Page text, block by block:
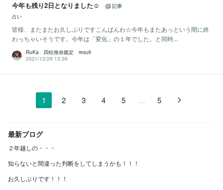
今年も残り2日となりました☺
記事
占い
皆様、またまたお久しぶりですこんばんわ☆今年もまたあっという間に終
わっちゃいそうです。今年は「変化」の１年でした。と同時...
RuKa 四柱推命鑑定 result
2021/12/29 13:36
1 2 3 4 5 … 5
最新ブログ
２年越しの・・・
知らないと間違った判断をしてしまうかも！！！
お久しぶりです！！！